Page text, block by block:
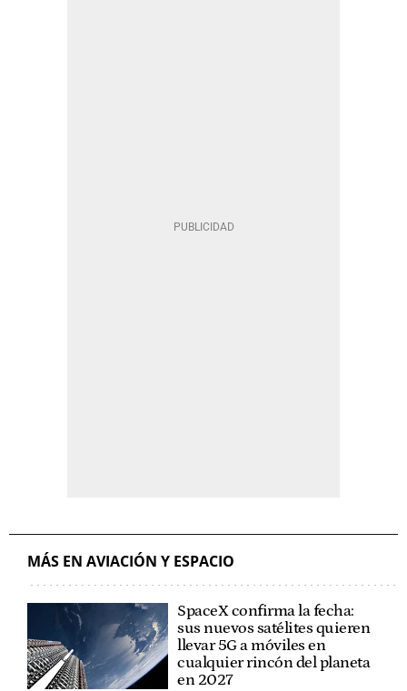
MÁS EN AVIACIÓN Y ESPACIO
SpaceX confirma la fecha:
sus nuevos satélites quieren
llevar 5G a móviles en
cualquier rincón del planeta
en 2027